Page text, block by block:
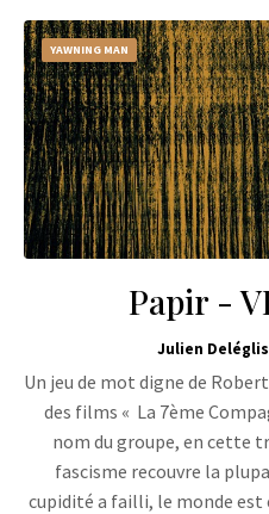
YAWNING MAN
Papir -
Julien
Un jeu de mot digne de
des films « La 7ème
nom du groupe, en cette
fascisme recouvre la
cupidité a failli, le monde